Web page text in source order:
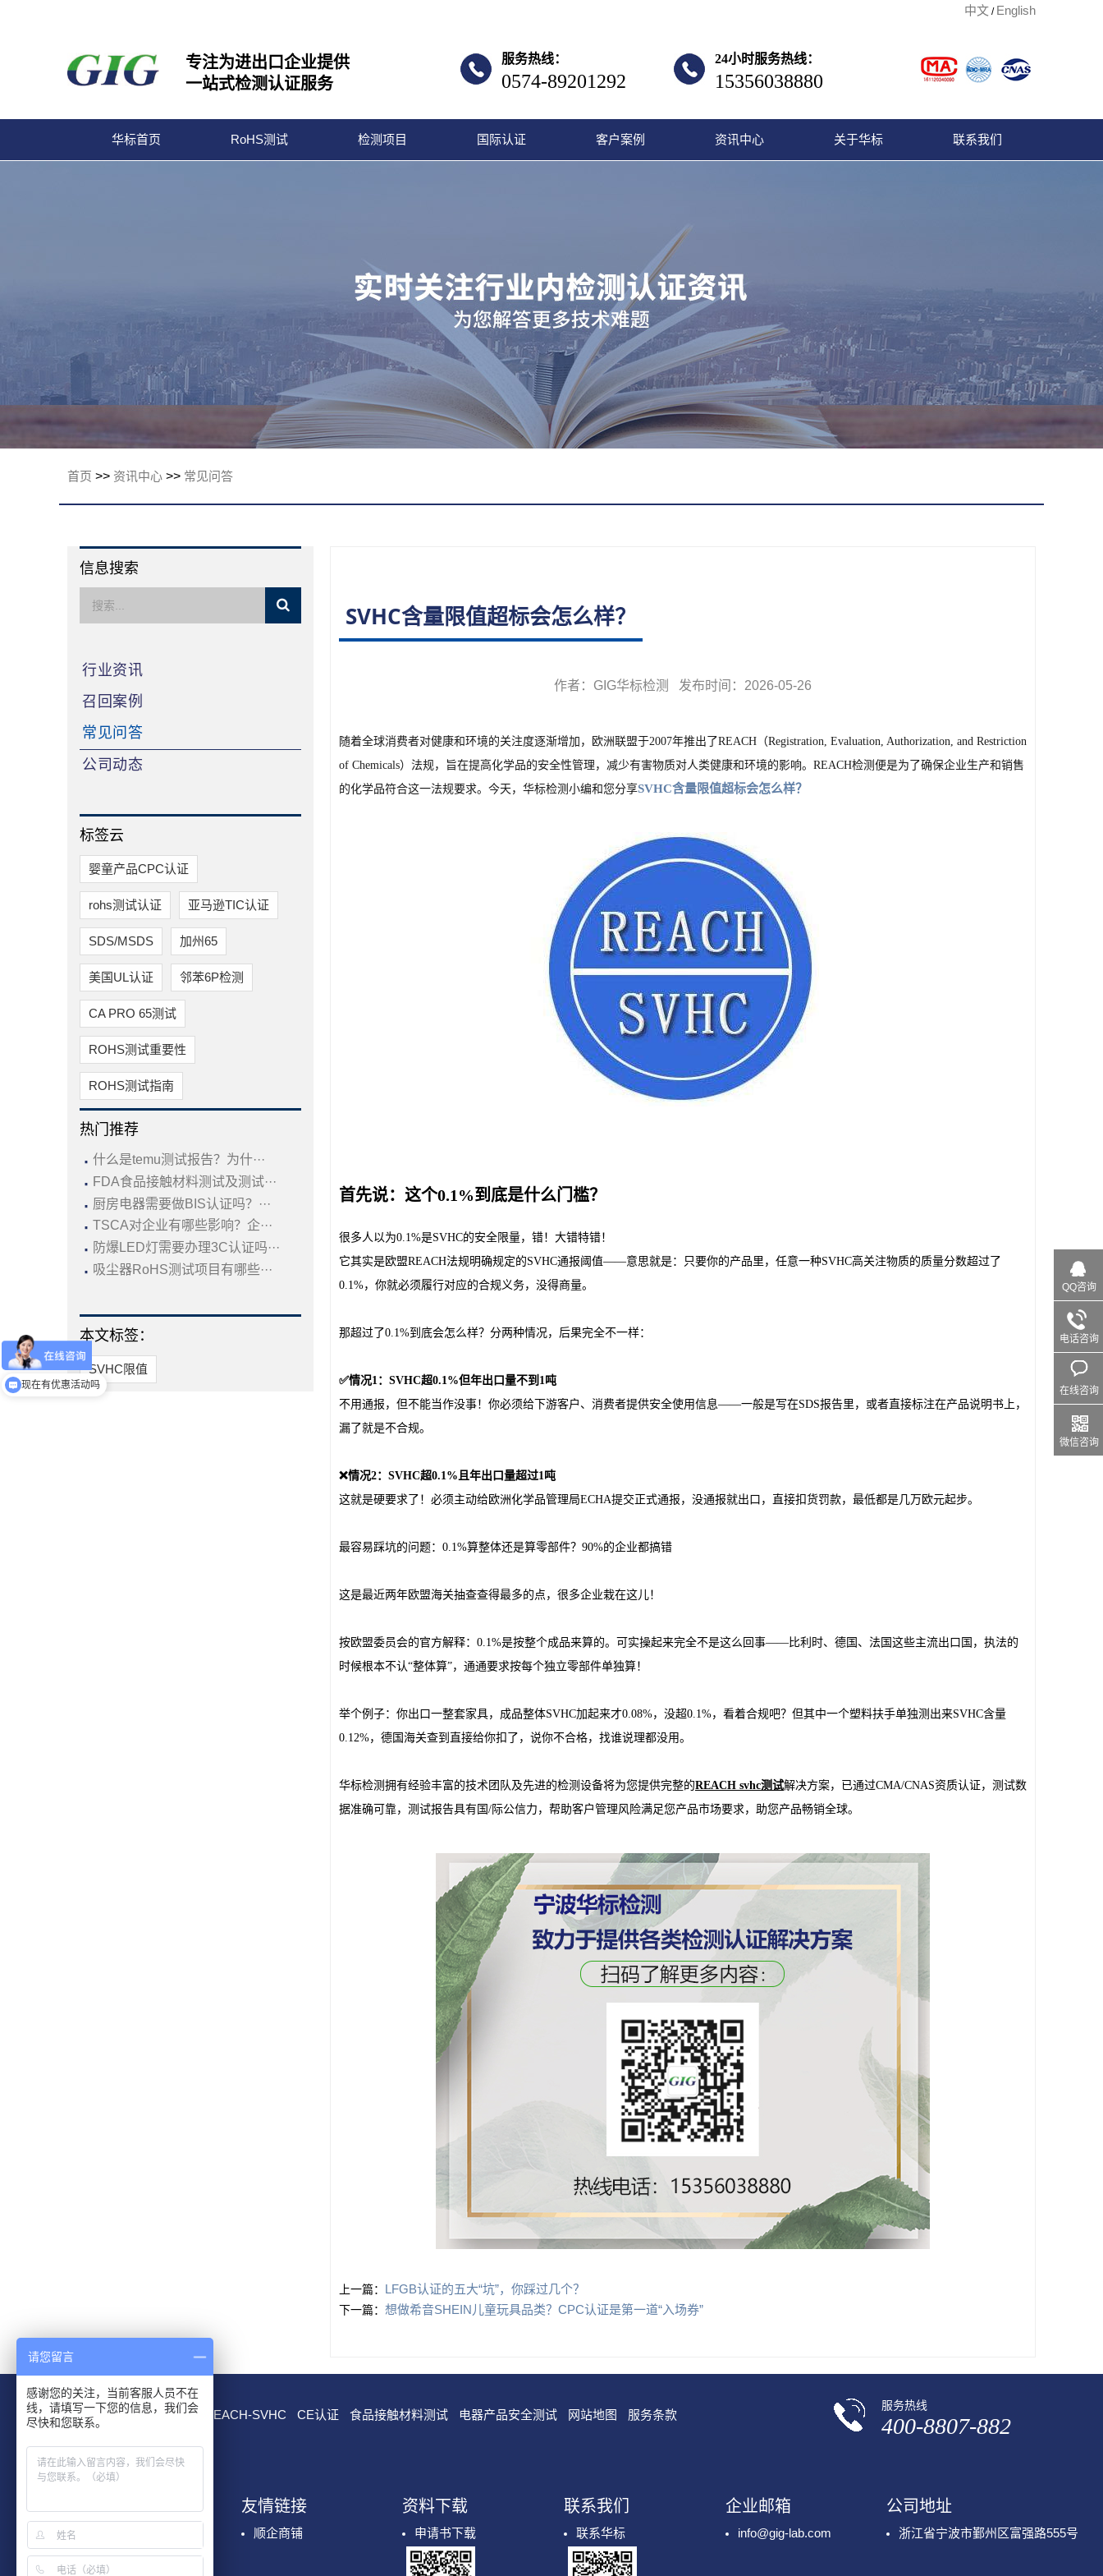
中文 / English
专注为进出口企业提供
一站式检测认证服务
服务热线：
0574-89201292
24小时服务热线：
15356038880
华标首页 RoHS测试 检测项目 国际认证 客户案例 资讯中心 关于华标 联系我们
首页 >> 资讯中心 >> 常见问答
信息搜索
行业资讯
召回案例
常见问答
公司动态
标签云
婴童产品CPC认证
rohs测试认证 亚马逊TIC认证
SDS/MSDS 加州65
美国UL认证 邻苯6P检测
CA PRO 65测试
ROHS测试重要性
ROHS测试指南
热门推荐
· 什么是temu测试报告？为什···
· FDA食品接触材料测试及测试···
· 厨房电器需要做BIS认证吗？···
· TSCA对企业有哪些影响？企···
· 防爆LED灯需要办理3C认证吗···
· 吸尘器RoHS测试项目有哪些···
本文标签：
SVHC限值
SVHC含量限值超标会怎么样？
作者：GIG华标检测 发布时间：2026-05-26
随着全球消费者对健康和环境的关注度逐渐增加，欧洲联盟于2007年推出了REACH（Registration, Evaluation, Authorization, and Restriction
of Chemicals）法规，旨在提高化学品的安全性管理，减少有害物质对人类健康和环境的影响。REACH检测便是为了确保企业生产和销售
的化学品符合这一法规要求。今天，华标检测小编和您分享SVHC含量限值超标会怎么样？
首先说：这个0.1%到底是什么门槛？
很多人以为0.1%是SVHC的安全限量，错！大错特错！
它其实是欧盟REACH法规明确规定的SVHC通报阈值——意思就是：只要你的产品里，任意一种SVHC高关注物质的质量分数超过了
0.1%，你就必须履行对应的合规义务，没得商量。
那超过了0.1%到底会怎么样？分两种情况，后果完全不一样：
✅情况1：SVHC超0.1%但年出口量不到1吨
不用通报，但不能当作没事！你必须给下游客户、消费者提供安全使用信息——一般是写在SDS报告里，或者直接标注在产品说明书上，
漏了就是不合规。
❌情况2：SVHC超0.1%且年出口量超过1吨
这就是硬要求了！必须主动给欧洲化学品管理局ECHA提交正式通报，没通报就出口，直接扣货罚款，最低都是几万欧元起步。
最容易踩坑的问题：0.1%算整体还是算零部件？90%的企业都搞错
这是最近两年欧盟海关抽查查得最多的点，很多企业栽在这儿！
按欧盟委员会的官方解释：0.1%是按整个成品来算的。可实操起来完全不是这么回事——比利时、德国、法国这些主流出口国，执法的
时候根本不认“整体算”，通通要求按每个独立零部件单独算！
举个例子：你出口一整套家具，成品整体SVHC加起来才0.08%，没超0.1%，看着合规吧？但其中一个塑料扶手单独测出来SVHC含量
0.12%，德国海关查到直接给你扣了，说你不合格，找谁说理都没用。
华标检测拥有经验丰富的技术团队及先进的检测设备将为您提供完整的REACH svhc测试解决方案，已通过CMA/CNAS资质认证，测试数
据准确可靠，测试报告具有国/际公信力，帮助客户管理风险满足您产品市场要求，助您产品畅销全球。
上一篇： LFGB认证的五大“坑”，你踩过几个？
下一篇： 想做希音SHEIN儿童玩具品类？CPC认证是第一道“入场券”
RoHS测试 EN 71测试 REACH-SVHC CE认证 食品接触材料测试 电器产品安全测试 网站地图 服务条款
服务热线
400-8807-882
国际认证
友情链接
顺企商铺
资料下载
申请书下载
联系我们
联系华标
企业邮箱
info@gig-lab.com
公司地址
浙江省宁波市鄞州区富强路555号
QQ咨询
电话咨询
在线咨询
微信咨询
现在有优惠活动吗
请您留言
感谢您的关注，当前客服人员不在
线，请填写一下您的信息，我们会
尽快和您联系。